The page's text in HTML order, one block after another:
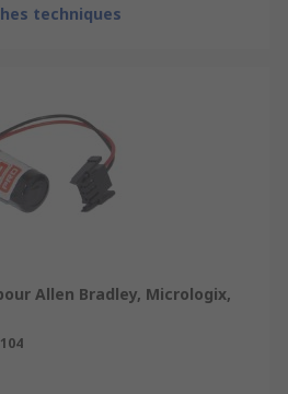
techniques
Allen Bradley, Micrologix,